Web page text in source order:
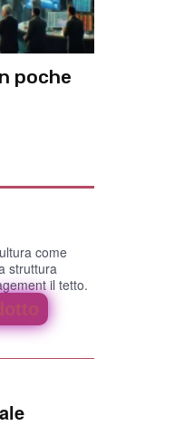
poche
come
struttura
il tetto.